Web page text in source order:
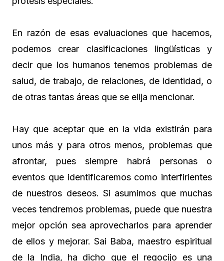
En razón de esas evaluaciones que hacemos,
podemos crear clasificaciones lingüísticas y
decir que los humanos tenemos problemas de
salud, de trabajo, de relaciones, de identidad, o
de otras tantas áreas que se elija mencionar.
Hay que aceptar que en la vida existirán para
unos más y para otros menos, problemas que
afrontar, pues siempre habrá personas o
eventos que identificaremos como interfirientes
de nuestros deseos. Si asumimos que muchas
veces tendremos problemas, puede que nuestra
mejor opción sea aprovecharlos para aprender
de ellos y mejorar. Sai Baba, maestro espiritual
de la India, ha dicho que el regocijo es una